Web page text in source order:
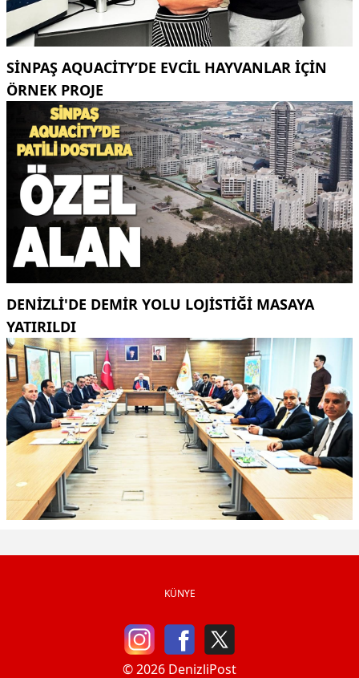
SINPAŞ AQUACITY’DE EVCIL HAYVANLAR IÇIN
ÖRNEK PROJE
DENİZLİ'DE DEMİR YOLU LOJİSTİĞİ MASAYA
YATIRILDI
KÜNYE
© 2026 DenizliPost